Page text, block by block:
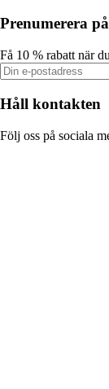
Prenumerera
Få 10 % rabatt när
Håll kontakten
Följ oss på sociala